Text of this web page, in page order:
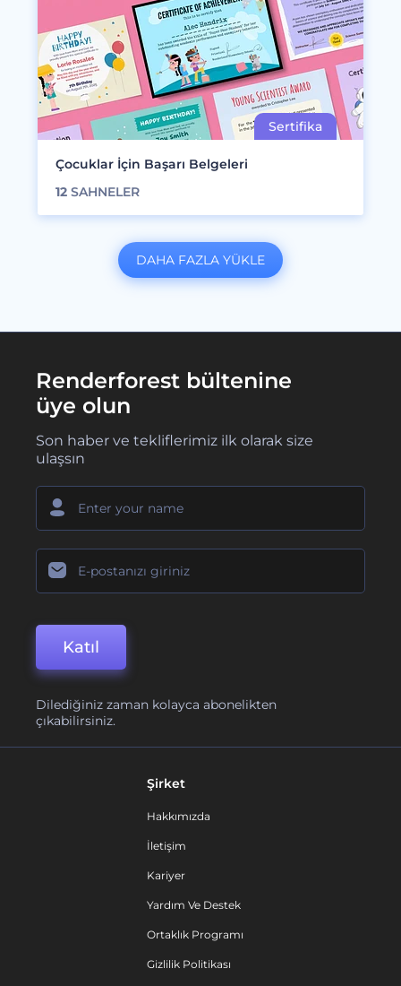
Çocuklar İçin Başarı Belgeleri
12 SAHNELER
DAHA FAZLA YÜKLE
Renderforest bültenine
üye olun
Son haber ve tekliflerimiz ilk olarak size
ulaşsın
Katıl
Dilediğiniz zaman kolayca abonelikten
çıkabilirsiniz.
Şirket
Hakkımızda
İletişim
Kariyer
Yardım Ve Destek
Ortaklık Programı
Gizlilik Politikası